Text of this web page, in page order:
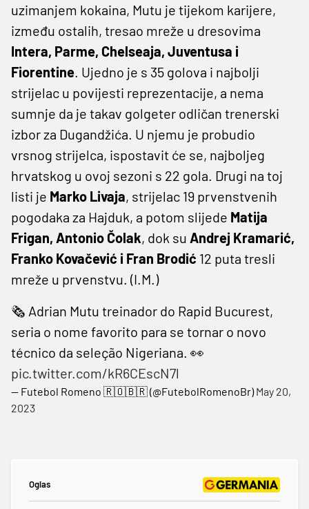
uzimanjem kokaina, Mutu je tijekom karijere,
između ostalih, tresao mreže u dresovima
Intera, Parme, Chelseaja, Juventusa i
Fiorentine. Ujedno je s 35 golova i najbolji
strijelac u povijesti reprezentacije, a nema
sumnje da je takav golgeter odličan trenerski
izbor za Dugandžića. U njemu je probudio
vrsnog strijelca, ispostavit će se, najboljeg
hrvatskog u ovoj sezoni s 22 gola. Drugi na toj
listi je Marko Livaja, strijelac 19 prvenstvenih
pogodaka za Hajduk, a potom slijede Matija
Frigan, Antonio Čolak, dok su Andrej Kramarić,
Franko Kovačević i Fran Brodić 12 puta tresli
mreže u prvenstvu. (I.M.)
🗞️ Adrian Mutu treinador do Rapid Bucurest,
seria o nome favorito para se tornar o novo
técnico da seleção Nigeriana. 👀
pic.twitter.com/kR6CEscN7l
— Futebol Romeno 🇷🇴🇧🇷 (@FutebolRomenoBr)May 20,
2023
Oglas